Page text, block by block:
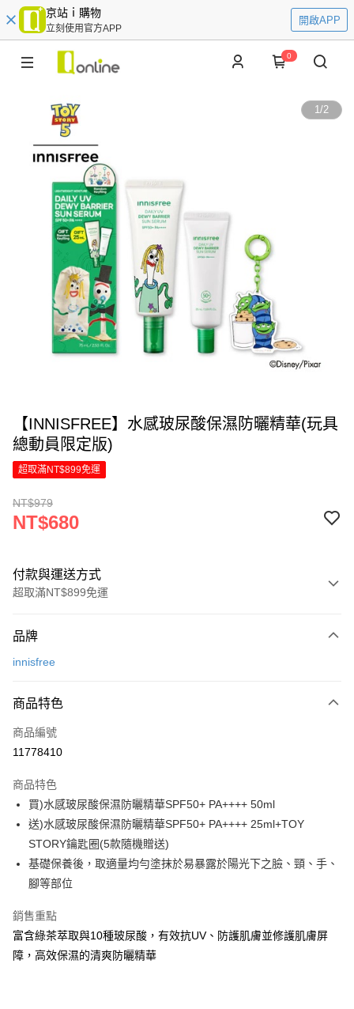
京站ｉ購物
立刻使用官方APP
開啟APP
0
1/2
【INNISFREE】水感玻尿酸保濕防曬精華(玩具
總動員限定版)
超取滿NT$899免運
NT$979
NT$680
付款與運送方式
超取滿NT$899免運
信用卡一次付款
Apple Pay
街口支付
Google Pay
全盈+PAY
大哥付你分期
相關說明
【大哥付你分期使用說明】
2.付款方式選擇「大哥付你分期」，訂單成立後會自動跳轉到大哥付的交易
流程，驗證手機門號後，選擇欲分期的期數、繳款截止日，確認付款後即完
成交易。
3.實際核准額度、可分期數及費用金額請依後續交易確認頁面所載為準。
相關說明
【關於「AFTEE先享後付」】
AFTEE先享後付是「在收到商品之後才付款」的支付方式。 讓您購物簡單
ATM付款
品牌
innisfree
商品特色
商品編號
11778410
商品特色
買)水感玻尿酸保濕防曬精華SPF50+ PA++++ 50ml
送)水感玻尿酸保濕防曬精華SPF50+ PA++++ 25ml+TOY
STORY鑰匙圈(5款隨機贈送)
基礎保養後，取適量均勻塗抹於易暴露於陽光下之臉、頸、手、
腳等部位
銷售重點
富含綠茶萃取與10種玻尿酸，有效抗UV、防護肌膚並修護肌膚屏
障，高效保濕的清爽防曬精華